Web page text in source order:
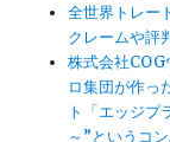
全世界トレー
クレームや評
株式会社
ロ集団が作っ
ト「エッジプ
～”というコ